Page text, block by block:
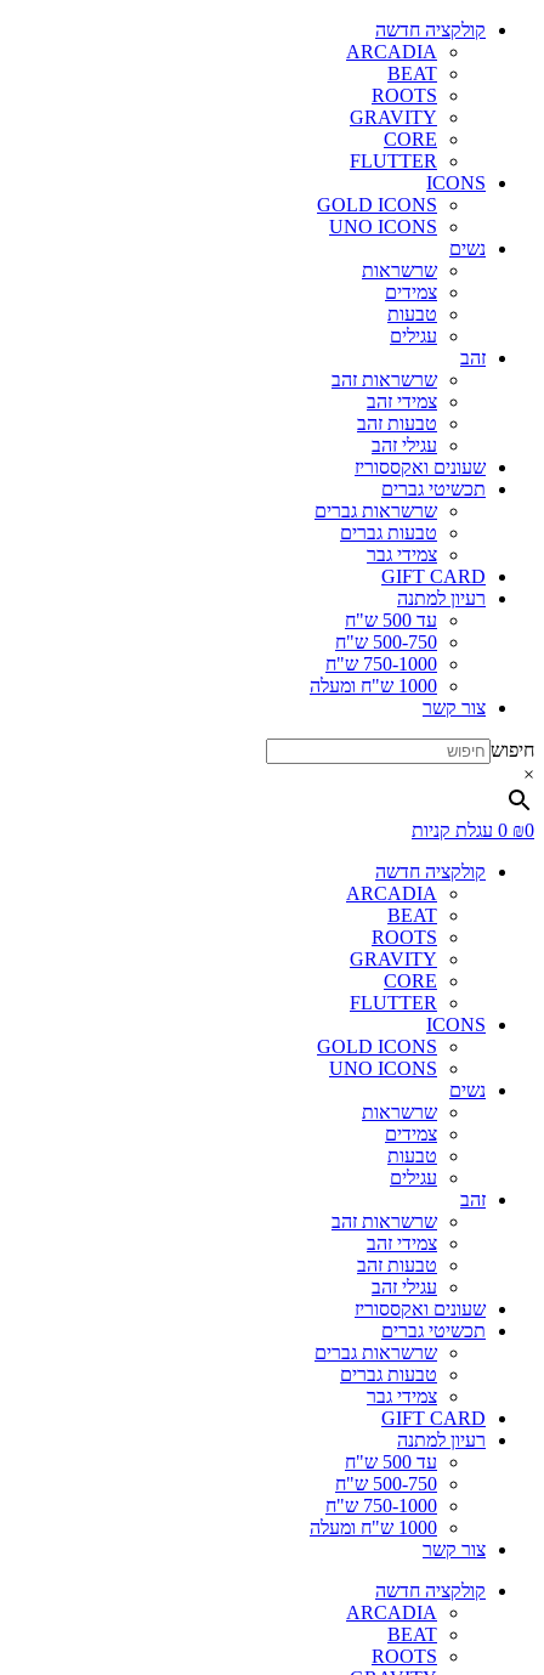
קולקציה חדשה
ARCADIA
BEAT
ROOTS
GRAVITY
CORE
FLUTTER
ICONS
GOLD ICONS
UNO ICONS
נשים
שרשראות
צמידים
טבעות
עגילים
זהב
שרשראות זהב
צמידי זהב
טבעות זהב
עגילי זהב
שעונים ואקססוריז
תכשיטי גברים
שרשראות גברים
טבעות גברים
צמידי גבר
GIFT CARD
רעיון למתנה
עד 500 ש"ח
500-750 ש"ח
750-1000 ש"ח
1000 ש"ח ומעלה
צור קשר
חיפוש
×
₪0
0 עגלת קניות
קולקציה חדשה
ARCADIA
BEAT
ROOTS
GRAVITY
CORE
FLUTTER
ICONS
GOLD ICONS
UNO ICONS
נשים
שרשראות
צמידים
טבעות
עגילים
זהב
שרשראות זהב
צמידי זהב
טבעות זהב
עגילי זהב
שעונים ואקססוריז
תכשיטי גברים
שרשראות גברים
טבעות גברים
צמידי גבר
GIFT CARD
רעיון למתנה
עד 500 ש"ח
500-750 ש"ח
750-1000 ש"ח
1000 ש"ח ומעלה
צור קשר
קולקציה חדשה
ARCADIA
BEAT
ROOTS